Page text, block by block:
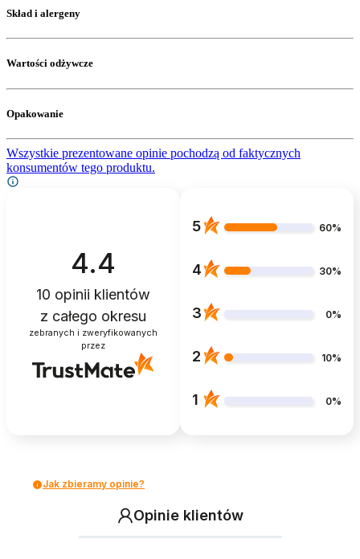
Skład i alergeny
Wartości odżywcze
Opakowanie
Wszystkie prezentowane opinie pochodzą od faktycznych
konsumentów tego produktu.
4.4
10 opinii klientów
z całego okresu
zebranych i zweryfikowanych
przez
5 60%
4 30%
3 0%
2 10%
1 0%
Jak zbieramy opinie?
Opinie klientów